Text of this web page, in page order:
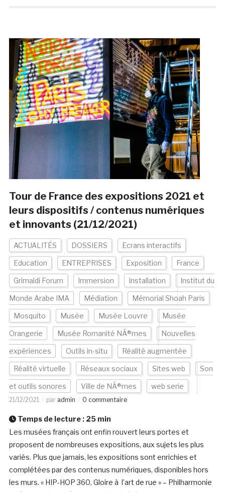
Tour de France des expositions 2021 et
leurs dispositifs / contenus numériques
et innovants (21/12/2021)
ACTUALITÉS DOSSIERS Ecrans interactifs
Education ENTREPRISES Exposition France
Grimaldi Forum Immersion Installation Institut du
Monde Arabe IMA Médiation Mémorial Shoah Paris
Mosquito Musée Musée Louvre Musée
Orangerie Musée Romanité NÃ®mes Nouvelles
expériences Outils in-situ Réalité augmentée
Réalité virtuelle Réseaux sociaux Sites web Son
et outils sonores Ville de NÃ®mes web serie
21/12/2021 par admin 0 commentaire
Temps de lecture : 25 min
Les musées français ont enfin rouvert leurs portes et
proposent de nombreuses expositions, aux sujets les plus
variés. Plus que jamais, les expositions sont enrichies et
complétées par des contenus numériques, disponibles hors
les murs. « HIP-HOP 360, Gloire à l’art de rue » – Philharmonie